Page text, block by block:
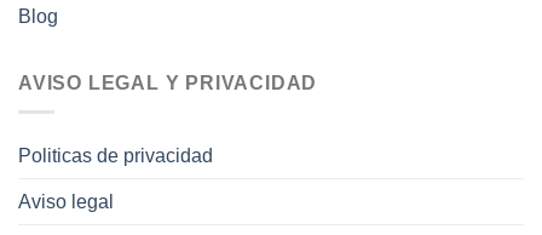
Blog
AVISO LEGAL Y PRIVACIDAD
Politicas de privacidad
Aviso legal